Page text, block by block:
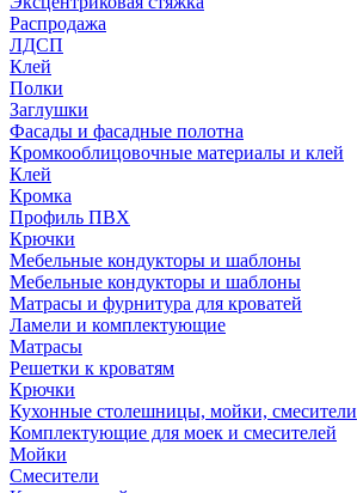
Распродажа
ЛДСП
Клей
Полки
Заглушки
Фасады и фасадные полотна
Кромкооблицовочные материалы и клей
Клей
Кромка
Профиль ПВХ
Крючки
Мебельные кондукторы и шаблоны
Мебельные кондукторы и шаблоны
Матрасы и фурнитура для кроватей
Ламели и комплектующие
Матрасы
Решетки к кроватям
Крючки
Кухонные столешницы, мойки, смесители
Комплектующие для моек и смесителей
Мойки
Смесители